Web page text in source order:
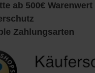
ab 500€ Warenwert
Zahlungsarten